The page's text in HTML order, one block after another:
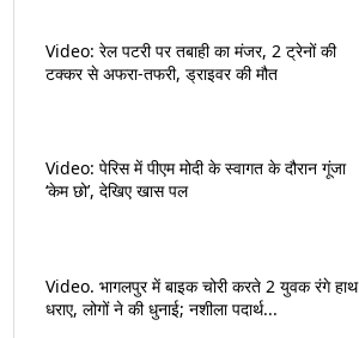
Video: रेल पटरी पर तबाही का मंजर, 2 ट्रेनों की
टक्कर से अफरा-तफरी, ड्राइवर की मौत
Video: पेरिस में पीएम मोदी के स्वागत के दौरान गूंजा
‘केम छो’, देखिए खास पल
Video. भागलपुर में बाइक चोरी करते 2 युवक रंगे हाथ
धराए, लोगों ने की धुनाई; नशीला पदार्थ...